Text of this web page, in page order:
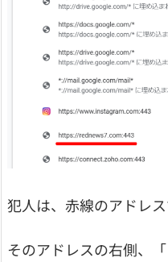
犯人は、赤線のアドレス
そのアドレスの右側、